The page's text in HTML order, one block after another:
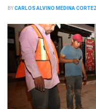
BYCARLOS ALVINO MEDINA CORTEZ